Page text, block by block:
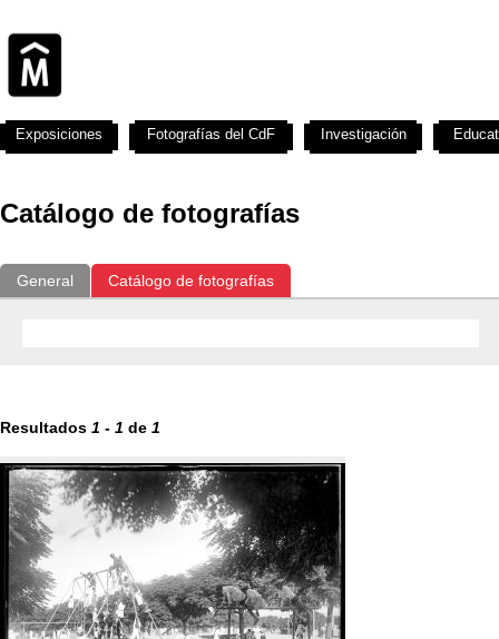
Catálogo de fotografías
General Catálogo de fotografías
Resultados 1 - 1 de 1
Exposiciones Fotografías del CdF Investigación